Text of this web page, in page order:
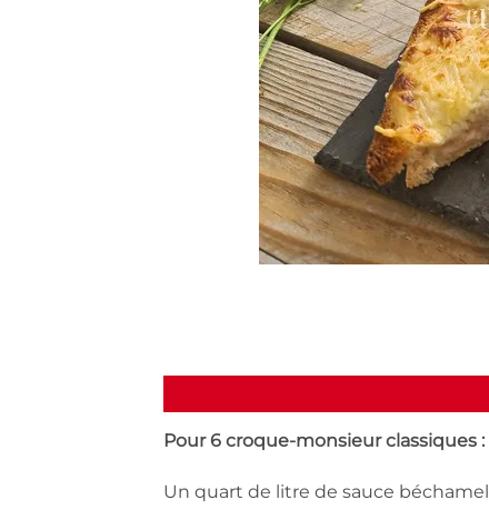
Pour 6 croque-monsieur classiques :
Un quart de litre de sauce béchamel